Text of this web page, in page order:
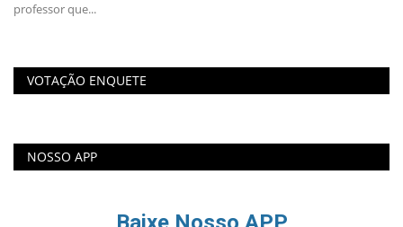
professor que...
VOTAÇÃO ENQUETE
NOSSO APP